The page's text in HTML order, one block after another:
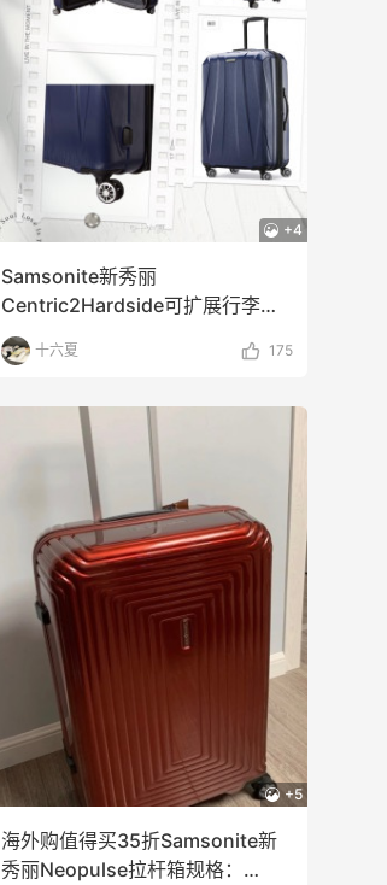
+4
Samsonite新秀丽
Centric2Hardside可扩展行李箱
带万向轮最便
十六夏 175
+5
海外购值得买35折Samsonite新
秀丽Neopulse拉杆箱规格：